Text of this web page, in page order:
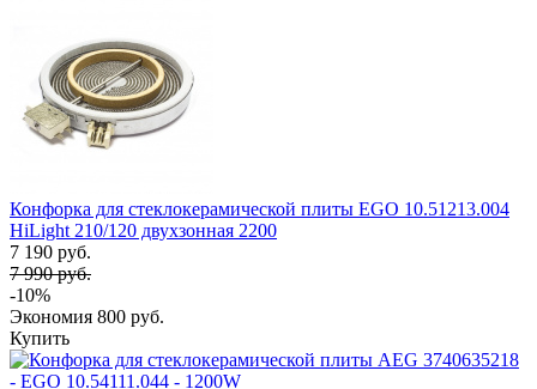
Конфорка для стеклокерамической плиты EGO 10.51213.004
HiLight 210/120 двухзонная 2200
7 190 руб.
7 990 руб.
-10%
Экономия 800 руб.
Купить